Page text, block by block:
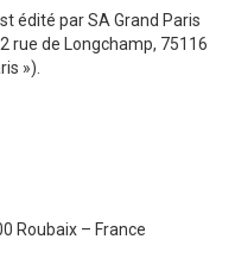
édité par SA Grand Paris
rue de Longchamp, 75116
»).
Roubaix – France